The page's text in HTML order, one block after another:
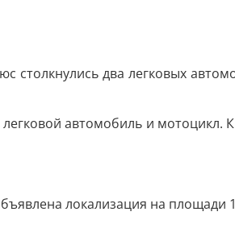
столкнулись два легковых
автомобиль и мотоцикл.
локализация на площади